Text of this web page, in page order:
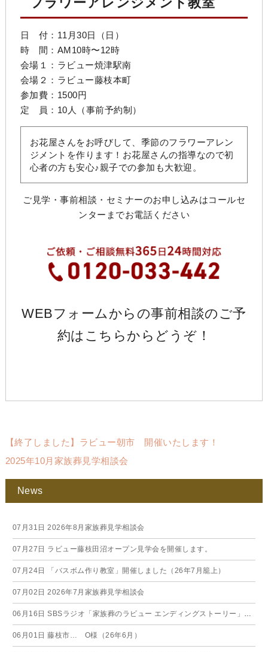
日 付：11月30日（日）
時 間：AM10時〜12時
会場１： ラビュー焼津駅南
会場２： ラビュー藤枝本町
参加費：1500円
定 員：10人（事前予約制）
お花屋さんをお呼びして、季節のフラワーアレン
ジメントを作ります！お花屋さんの指導なので初
心者の方も安心♪親子での参加も大歓迎。
ご見学・事前相談・セミナーのお申し込みはコールセ
ンターまでお電話ください
WEBフォームからの事前相談のご予
約は こちら からどうぞ！
【終了しました】ラビュー朝市 開催いたします！
2025年10月家族葬見学相談会
News
07月31日 2026年8月家族葬見学相談会
07月27日 ラビュー藤枝田沼オープン見学会を開催します。
07月24日 「バスボム作り教室」開催しました（26年7月籠上）
07月02日 2026年7月家族葬見学相談会
06月16日 SBSラジオ「家族葬のラビュー エンディングストーリー」に弊社スタッフが出演いたしました（26年6月）
06月01日 藤枝市… O様（26年6月）